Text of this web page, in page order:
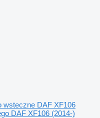
wsteczne DAF XF106
DAF XF106 (2014-)